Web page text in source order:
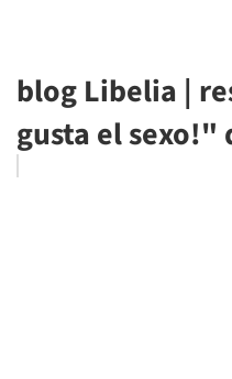
blog Libelia |
gusta el sexo!"